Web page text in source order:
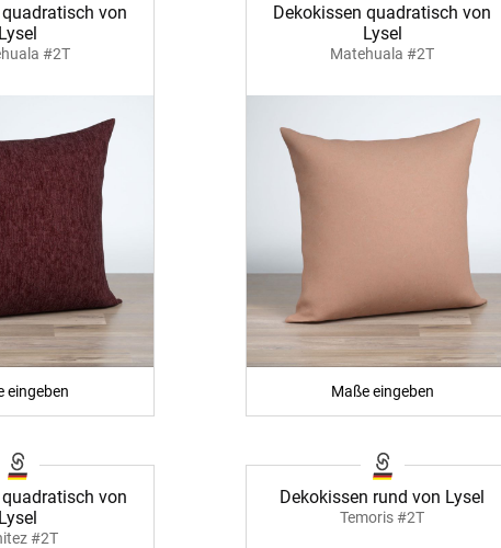
ÜBER UNS
AGB
Impressum
Datenschutz
Kontakt
VERSAND
Kostenloser
Reklamation
Widerruf
von
Lysel
#2T
eingeben
Dekokissen quadratisch von
Lysel
Matehuala #2T
Maße eingeben
von
Lysel
#2T
Dekokissen rund von Lysel
Temoris #2T